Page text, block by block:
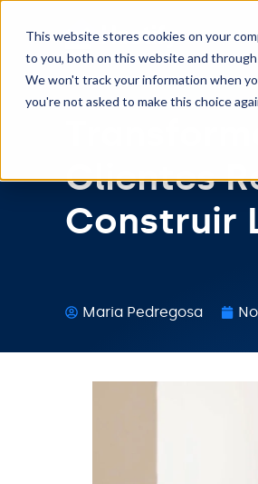
This website stores cookies on your
to you, both on this website and
We won't track your information when
you're not asked to make this choice
Clientes
Construir
Maria Pedregosa